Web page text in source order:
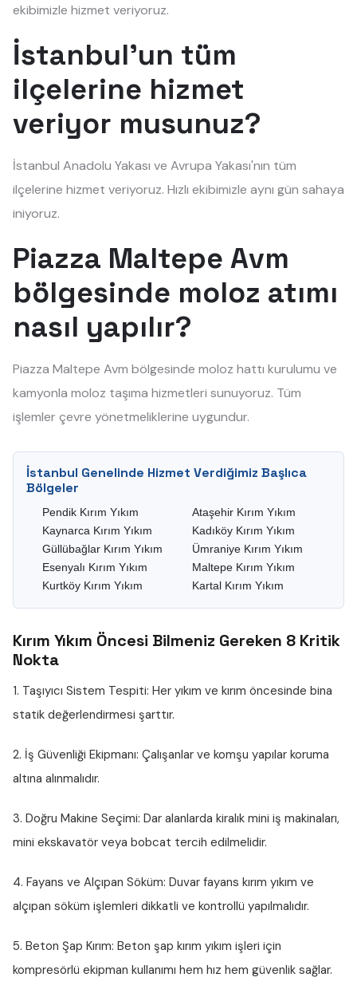
ekibimizle hizmet veriyoruz.
İstanbul'un tüm
ilçelerine hizmet
veriyor musunuz?
İstanbul Anadolu Yakası ve Avrupa Yakası'nın tüm
ilçelerine hizmet veriyoruz. Hızlı ekibimizle aynı gün sahaya
iniyoruz.
Piazza Maltepe Avm
bölgesinde moloz atımı
nasıl yapılır?
Piazza Maltepe Avm bölgesinde moloz hattı kurulumu ve
kamyonla moloz taşıma hizmetleri sunuyoruz. Tüm
işlemler çevre yönetmeliklerine uygundur.
İstanbul Genelinde Hizmet Verdiğimiz Başlıca
Bölgeler
Pendik Kırım Yıkım
Kaynarca Kırım Yıkım
Güllübağlar Kırım Yıkım
Esenyalı Kırım Yıkım
Kurtköy Kırım Yıkım
Ataşehir Kırım Yıkım
Kadıköy Kırım Yıkım
Ümraniye Kırım Yıkım
Maltepe Kırım Yıkım
Kartal Kırım Yıkım
Kırım Yıkım Öncesi Bilmeniz Gereken 8 Kritik
Nokta
1. Taşıyıcı Sistem Tespiti: Her yıkım ve kırım öncesinde bina
statik değerlendirmesi şarttır.
2. İş Güvenliği Ekipmanı: Çalışanlar ve komşu yapılar koruma
altına alınmalıdır.
3. Doğru Makine Seçimi: Dar alanlarda kiralık mini iş makinaları,
mini ekskavatör veya bobcat tercih edilmelidir.
4. Fayans ve Alçıpan Söküm: Duvar fayans kırım yıkım ve
alçıpan söküm işlemleri dikkatli ve kontrollü yapılmalıdır.
5. Beton Şap Kırım: Beton şap kırım yıkım işleri için
kompresörlü ekipman kullanımı hem hız hem güvenlik sağlar.